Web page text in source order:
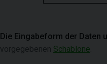
Die Eingabeform der Daten
vorgegebenen Schablone